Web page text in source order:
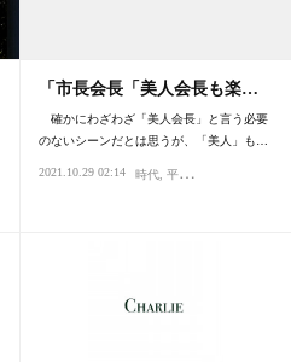
「市長会長「美人会長も楽…
確かにわざわざ「美人会長」と言う必要
のないシーンだとは思うが、「美人」も…
2021.10.29 02:14 時代 平等・差別